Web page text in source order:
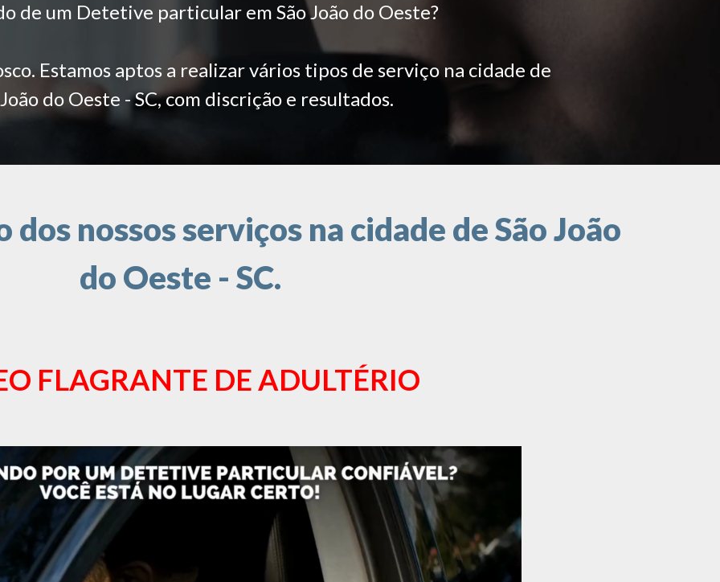
de um Detetive particular em São João do Oeste?
Estamos aptos a realizar vários tipos de serviço na cidade de
do Oeste - SC, com discrição e resultados.
dos nossos serviços na cidade de São João
do Oeste - SC.
FLAGRANTE DE ADULTÉRIO